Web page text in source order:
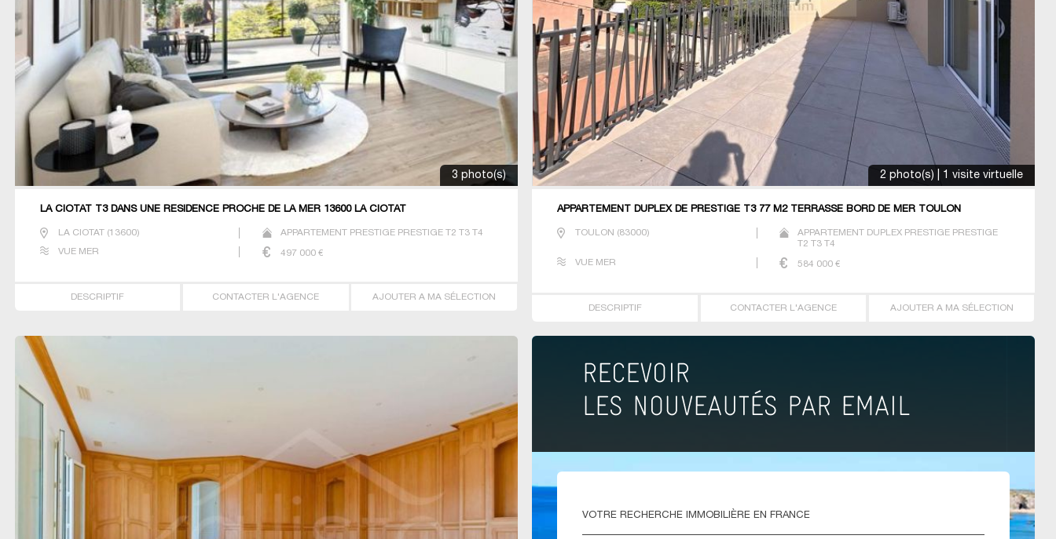
3 photo(s)
LA CIOTAT T3 DANS UNE RÉSIDENCE PROCHE DE LA MER 13600 LA CIOTAT
LA CIOTAT(13600) APPARTEMENT PRESTIGE PRESTIGE T2 T3 T4
VUE MER 497 000€
DESCRIPTIF CONTACTER L'AGENCE AJOUTER A MA SÉLECTION
2 photo(s) | 1 visite virtuelle
APPARTEMENT DUPLEX DE PRESTIGE T3 77 M2 TERRASSE BORD DE MER TOULON
TOULON (83000)
APPARTEMENT DUPLEX PRESTIGE PRESTIGE
T2 T3 T4
VUE MER 584 000 €
DESCRIPTIF CONTACTER L'AGENCE AJOUTER A MA SÉLECTION
VOTRE RECHERCHE IMMOBILIÈRE EN FRANCE